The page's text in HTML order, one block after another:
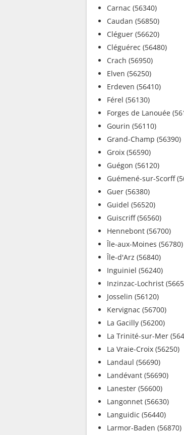
Carnac (56340)
Caudan (56850)
Cléguer (56620)
Cléguérec (56480)
Crach (56950)
Elven (56250)
Erdeven (56410)
Férel (56130)
Forges de Lanouée
Gourin (56110)
Grand-Champ (56390)
Groix (56590)
Guégon (56120)
Guémené-sur-Scorff
Guer (56380)
Guidel (56520)
Guiscriff (56560)
Hennebont (56700)
Île-aux-Moines (56780)
Île-d'Arz (56840)
Inguiniel (56240)
Inzinzac-Lochrist
Josselin (56120)
Kervignac (56700)
La Gacilly (56200)
La Trinité-sur-Mer
La Vraie-Croix (56250)
Landaul (56690)
Landévant (56690)
Lanester (56600)
Langonnet (56630)
Languidic (56440)
Larmor-Baden (56870)